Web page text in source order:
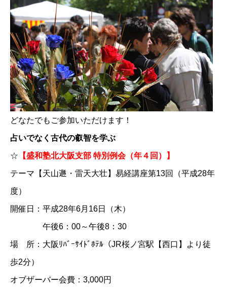
どなたでもご参加いただけます！
占いでなく古代の叡智を学ぶ
☆ 【盛和塾北大阪支部 特別例会（年４回）】
テーマ【天山遯・雷天大壮】易経講座第13回（平成28年
度）
開催日：平成28年6月16日（木）
午後6：00～午後8：30
場 所：大阪ﾘﾊﾞｰｻｲﾄﾞﾎﾃﾙ（JR桜ノ宮駅【西口】より徒
歩2分）
オブザーバー会費：3,000円